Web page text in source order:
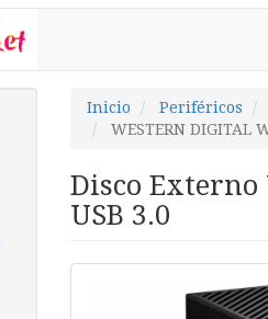
Inicio
Periféricos
WESTERN DIGITAL
Disco Externo
USB 3.0